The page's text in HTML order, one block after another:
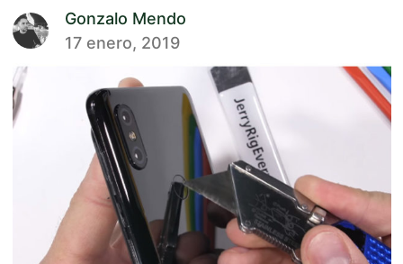
Gonzalo Mendo
17 enero, 2019